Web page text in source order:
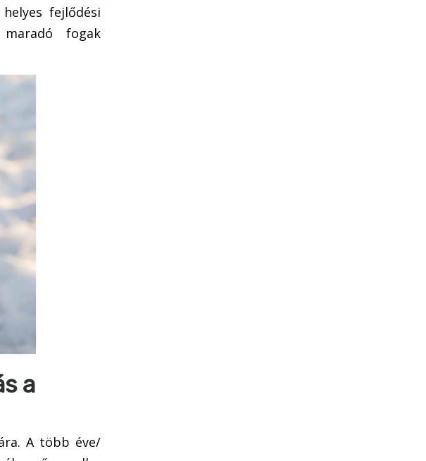
fejlődési
fogak
a
A több éve/